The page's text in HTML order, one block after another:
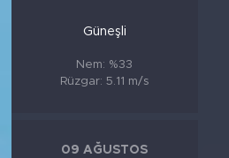
Güneşli
Nem: %33
Rüzgar: 5.11 m/s
09 AĞUSTOS
SOSYAL MEDYA